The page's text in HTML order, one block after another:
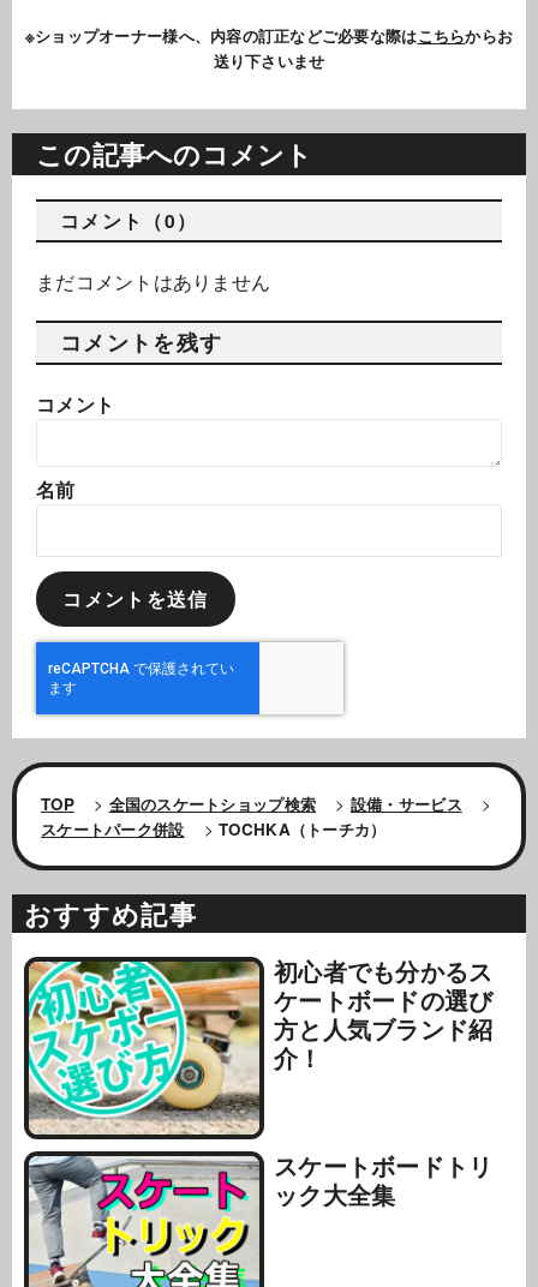
※ショップオーナー様へ、内容の訂正などご必要な際はこちらからお
送り下さいませ
この記事へのコメント
コメント（0）
まだコメントはありません
コメントを残す
コメント
名前
TOP > 全国のスケートショップ検索 > 設備・サービス
>
スケートパーク併設
>TOCHKA（トーチカ）
おすすめ記事
初心者でも分かるス
ケートボードの選び
方と人気ブランド紹
介！
スケートボードトリ
ック大全集